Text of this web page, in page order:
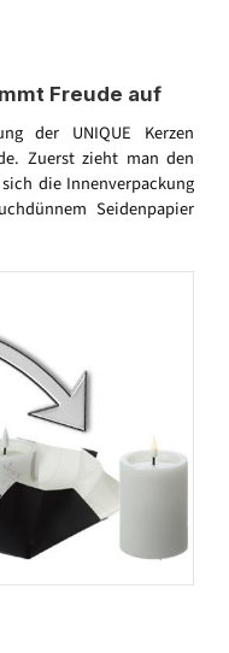
Freude auf
der UNIQUE Kerzen
Zuerst zieht man den
die Innenverpackung
Seidenpapier